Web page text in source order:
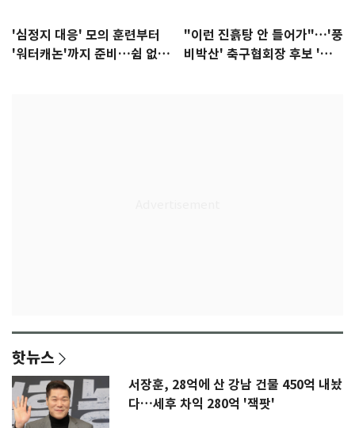
'심정지 대응' 모의 훈련부터
'워터캐논'까지 준비…쉼 없는
"이런 진흙탕 안 들어가"…'풍
비박산' 축구협회장 후보 '실
핫뉴스
서장훈, 28억에 산 강남 건물 450억 내놨
다…세후 차익 280억 '잭팟'